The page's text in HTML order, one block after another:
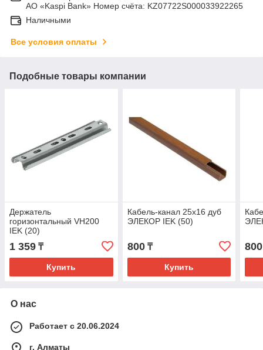
АО «Kaspi Bank» Номер счёта: KZ07722S000033922265
Наличными
Все условия оплаты
Подобные товары компании
Держатель
горизонтальный VH200
IEK (20)
1 359 ₸
Купить
Кабель-канал 25х16 дуб
ЭЛЕКОР IEK (50)
800₸
Купить
800
О нас
Работает с 20.06.2024
г. Алматы